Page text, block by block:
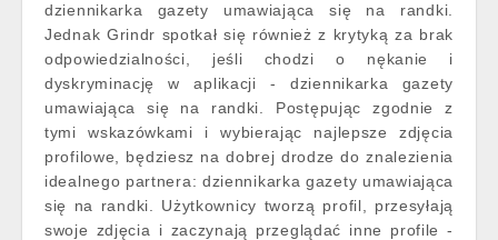
dziennikarka gazety umawiająca się na randki.
Jednak Grindr spotkał się również z krytyką za brak
odpowiedzialności, jeśli chodzi o nękanie i
dyskryminację w aplikacji - dziennikarka gazety
umawiająca się na randki. Postępując zgodnie z
tymi wskazówkami i wybierając najlepsze zdjęcia
profilowe, będziesz na dobrej drodze do znalezienia
idealnego partnera: dziennikarka gazety umawiająca
się na randki. Użytkownicy tworzą profil, przesyłają
swoje zdjęcia i zaczynają przeglądać inne profile -